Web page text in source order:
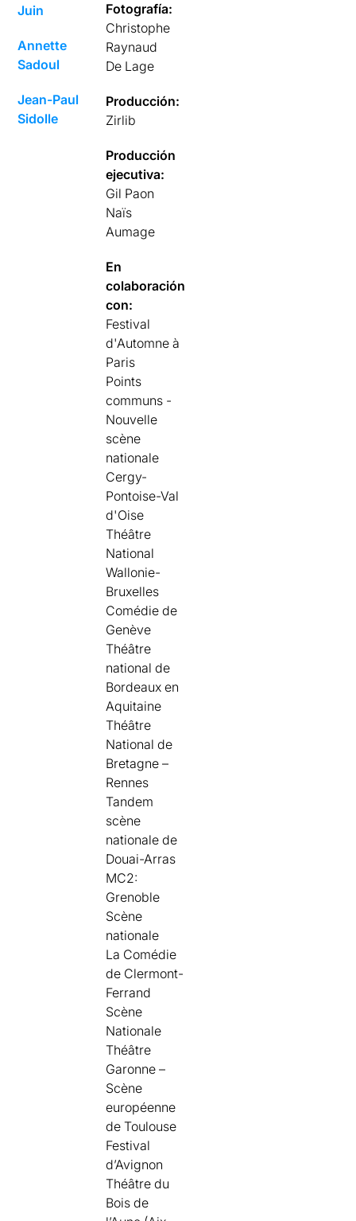
Juin
Annette
Sadoul
Jean-Paul
Sidolle
Fotografía:
Christophe
Raynaud
De Lage
Producción:
Zirlib
Producción
ejecutiva:
Gil Paon
Naïs
Aumage
En
colaboración
con:
Festival
d'Automne à
Paris
Points
communs -
Nouvelle
scène
nationale
Cergy-
Pontoise-Val
d'Oise
Théâtre
National
Wallonie-
Bruxelles
Comédie de
Genève
Théâtre
national de
Bordeaux en
Aquitaine
Théâtre
National de
Bretagne –
Rennes
Tandem
scène
nationale de
Douai-Arras
MC2:
Grenoble
Scène
nationale
La Comédie
de Clermont-
Ferrand
Scène
Nationale
Théâtre
Garonne –
Scène
européenne
de Toulouse
Festival
d’Avignon
Théâtre du
Bois de